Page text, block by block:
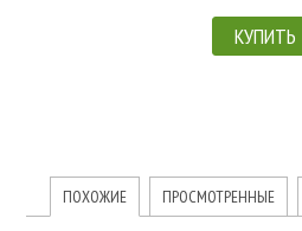
КУПИТЬ
ПОХОЖИЕ ПРОСМОТРЕННЫЕ